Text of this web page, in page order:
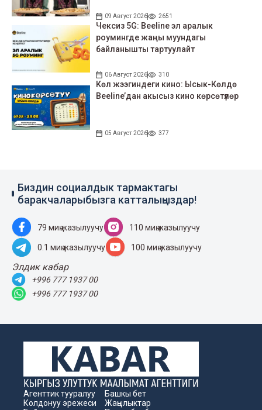
09 Август 2026 2651
Чексиз 5G: Beeline эл аралык
роумингде жаңы муундагы
байланышты тартуулайт
06 Август 2026 310
Көл жээгиндеги кино: Ысык-Көлдө
Beeline’дан акысыз кино көрсөтүлөр
05 Август 2026 377
Биздин социалдык тармактагы
баракчаларыбызга катталыңыздар!
79 миң жазылуучу 110 миң жазылуучу
0.1 миң жазылуучу 100 миң жазылуучу
Элдик кабар
+996 777 1937 00
+996 777 1937 00
Агенттик тууралуу
Колдонуу эрежеси
Башкы бет
Жаңылыктар